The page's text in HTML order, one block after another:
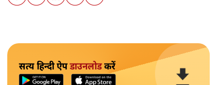
सत्य हिन्दी ऐपडाउनलोडकरें